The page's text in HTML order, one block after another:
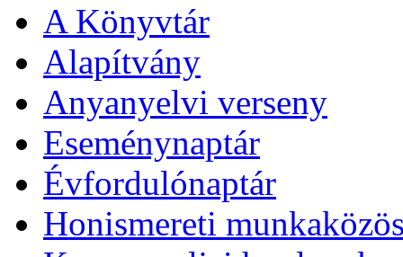
A Könyvtár
Alapítvány
Anyanyelvi verseny
Eseménynaptár
Évfordulónaptár
Honismereti